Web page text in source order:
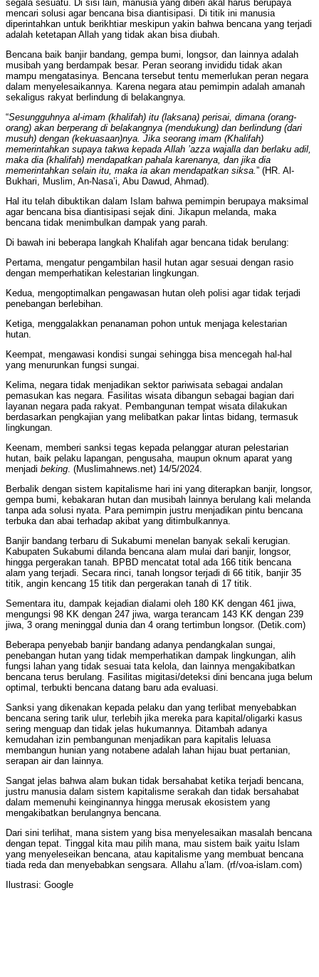
segala sesuatu. Di sisi lain, manusia yang diberi akal harus berupaya
mencari solusi agar bencana bisa diantisipasi. Di titik ini manusia
diperintahkan untuk berikhtiar meskipun yakin bahwa bencana yang terjadi
adalah ketetapan Allah yang tidak akan bisa diubah.
Bencana baik banjir bandang, gempa bumi, longsor, dan lainnya adalah
musibah yang berdampak besar. Peran seorang invididu tidak akan
mampu mengatasinya. Bencana tersebut tentu memerlukan peran negara
dalam menyelesaikannya. Karena negara atau pemimpin adalah amanah
sekaligus rakyat berlindung di belakangnya.
“Sesungguhnya al-imam (khalifah) itu (laksana) perisai, dimana (orang-
orang) akan berperang di belakangnya (mendukung) dan berlindung (dari
musuh) dengan (kekuasaan)nya. Jika seorang imam (Khalifah)
memerintahkan supaya takwa kepada Allah ’azza wajalla dan berlaku adil,
maka dia (khalifah) mendapatkan pahala karenanya, dan jika dia
memerintahkan selain itu, maka ia akan mendapatkan siksa.” (HR. Al-
Bukhari, Muslim, An-Nasa’i, Abu Dawud, Ahmad).
Hal itu telah dibuktikan dalam Islam bahwa pemimpin berupaya maksimal
agar bencana bisa diantisipasi sejak dini. Jikapun melanda, maka
bencana tidak menimbulkan dampak yang parah.
Di bawah ini beberapa langkah Khalifah agar bencana tidak berulang:
Pertama, mengatur pengambilan hasil hutan agar sesuai dengan rasio
dengan memperhatikan kelestarian lingkungan.
Kedua, mengoptimalkan pengawasan hutan oleh polisi agar tidak terjadi
penebangan berlebihan.
Ketiga, menggalakkan penanaman pohon untuk menjaga kelestarian
hutan.
Keempat, mengawasi kondisi sungai sehingga bisa mencegah hal-hal
yang menurunkan fungsi sungai.
Kelima, negara tidak menjadikan sektor pariwisata sebagai andalan
pemasukan kas negara. Fasilitas wisata dibangun sebagai bagian dari
layanan negara pada rakyat. Pembangunan tempat wisata dilakukan
berdasarkan pengkajian yang melibatkan pakar lintas bidang, termasuk
lingkungan.
Keenam, memberi sanksi tegas kepada pelanggar aturan pelestarian
hutan, baik pelaku lapangan, pengusaha, maupun oknum aparat yang
menjadi beking. (Muslimahnews.net) 14/5/2024.
Berbalik dengan sistem kapitalisme hari ini yang diterapkan banjir, longsor,
gempa bumi, kebakaran hutan dan musibah lainnya berulang kali melanda
tanpa ada solusi nyata. Para pemimpin justru menjadikan pintu bencana
terbuka dan abai terhadap akibat yang ditimbulkannya.
Banjir bandang terbaru di Sukabumi menelan banyak sekali kerugian.
Kabupaten Sukabumi dilanda bencana alam mulai dari banjir, longsor,
hingga pergerakan tanah. BPBD mencatat total ada 166 titik bencana
alam yang terjadi. Secara rinci, tanah longsor terjadi di 66 titik, banjir 35
titik, angin kencang 15 titik dan pergerakan tanah di 17 titik.
Sementara itu, dampak kejadian dialami oleh 180 KK dengan 461 jiwa,
mengungsi 98 KK dengan 247 jiwa, warga terancam 143 KK dengan 239
jiwa, 3 orang meninggal dunia dan 4 orang tertimbun longsor. (Detik.com)
Beberapa penyebab banjir bandang adanya pendangkalan sungai,
penebangan hutan yang tidak memperhatikan dampak lingkungan, alih
fungsi lahan yang tidak sesuai tata kelola, dan lainnya mengakibatkan
bencana terus berulang. Fasilitas migitasi/deteksi dini bencana juga belum
optimal, terbukti bencana datang baru ada evaluasi.
Sanksi yang dikenakan kepada pelaku dan yang terlibat menyebabkan
bencana sering tarik ulur, terlebih jika mereka para kapital/oligarki kasus
sering menguap dan tidak jelas hukumannya. Ditambah adanya
kemudahan izin pembangunan menjadikan para kapitalis leluasa
membangun hunian yang notabene adalah lahan hijau buat pertanian,
serapan air dan lainnya.
Sangat jelas bahwa alam bukan tidak bersahabat ketika terjadi bencana,
justru manusia dalam sistem kapitalisme serakah dan tidak bersahabat
dalam memenuhi keinginannya hingga merusak ekosistem yang
mengakibatkan berulangnya bencana.
Dari sini terlihat, mana sistem yang bisa menyelesaikan masalah bencana
dengan tepat. Tinggal kita mau pilih mana, mau sistem baik yaitu lslam
yang menyeleseikan bencana, atau kapitalisme yang membuat bencana
tiada reda dan menyebabkan sengsara. Allahu a’lam. (rf/voa-islam.com)
Ilustrasi: Google